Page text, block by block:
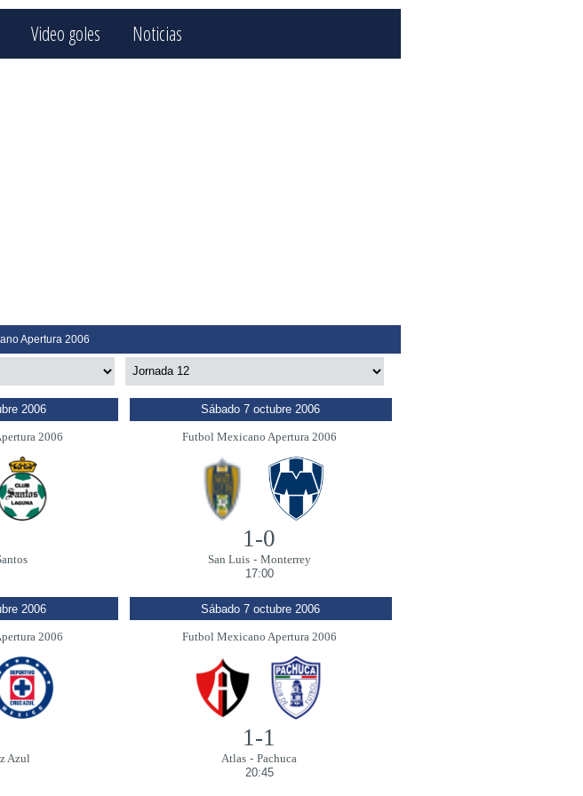
Video goles Noticias
Apertura 2006
2006
2006
Sábado 7 octubre 2006
Futbol Mexicano Apertura 2006
1-0
San Luis- Monterrey
17:00
2006
2006
Azul
Sábado 7 octubre 2006
Futbol Mexicano Apertura 2006
1-1
Atlas -Pachuca
20:45